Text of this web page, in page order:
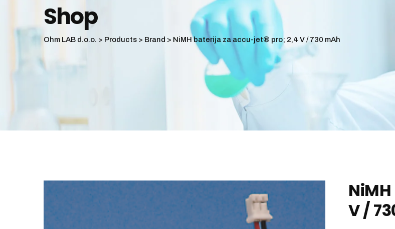
Shop
Ohm LAB d.o.o. > Products > Brand > NiMH baterija za accu-jet® pro; 2,4 V / 730 mAh
V /